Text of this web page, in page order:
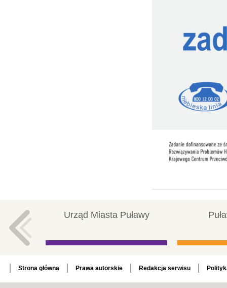
Urząd Miasta Puławy
Strona główna Prawa autorskie Redakcja serwisu